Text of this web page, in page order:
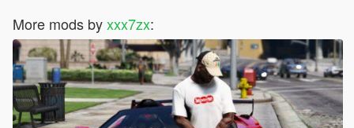
More mods byxxx7zx: